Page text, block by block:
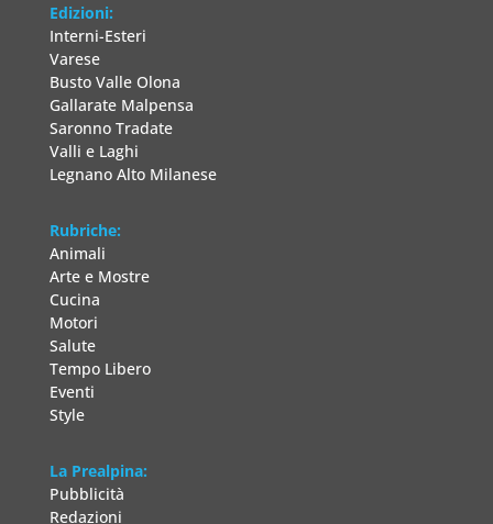
Edizioni:
Interni-Esteri
Varese
Busto Valle Olona
Gallarate Malpensa
Saronno Tradate
Valli e Laghi
Legnano Alto Milanese
Rubriche:
Animali
Arte e Mostre
Cucina
Motori
Salute
Tempo Libero
Eventi
Style
La Prealpina:
Pubblicità
Redazioni